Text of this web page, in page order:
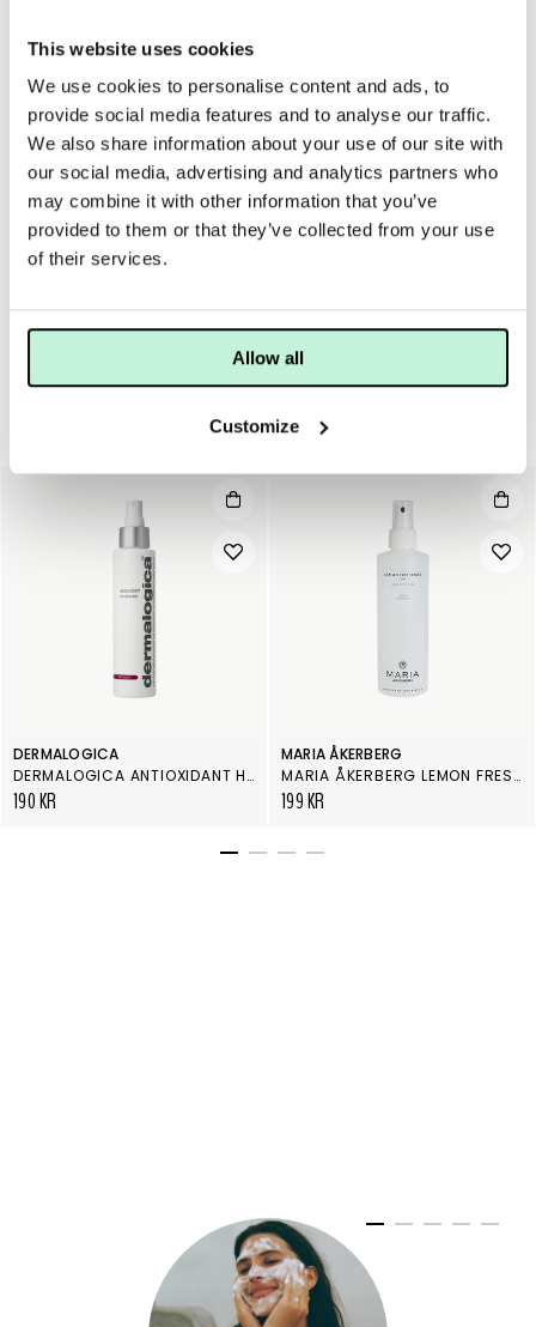
This website uses cookies
We use cookies to personalise content and ads, to
provide social media features and to analyse our traffic.
We also share information about your use of our site with
our social media, advertising and analytics partners who
may combine it with other information that you’ve
provided to them or that they’ve collected from your use
of their services.
Allow all
Customize
ANVÄNDNING MER INFO INGREDIENSER
Freshener används alltid efter rengöring. Ta Freshener på
fuktad bomull och fördela i ansiktet. Eller, spraya direkt i
ansiktet och applicera därefter creme och/eller olja.
Freshener används också till ögonkompresser, som en
Ansiktsvatten
DERMALOGICA
DERMALOGICA ANTIOXIDANT HYDRAMIST
190 KR
MARIA ÅKERBERG
MARIA ÅKERBERG LEMON FRESHENER
199 KR